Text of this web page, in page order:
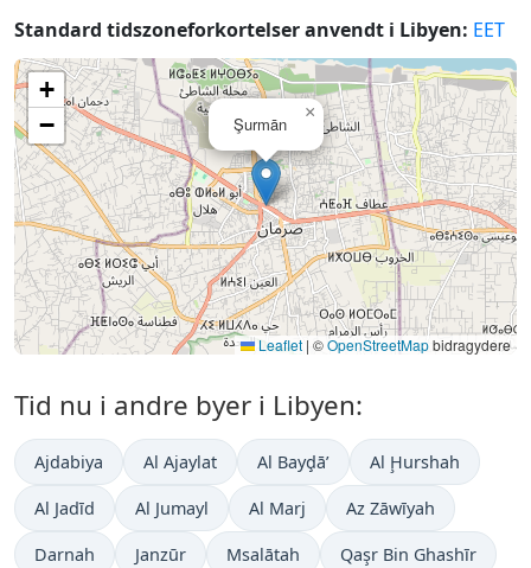
Standard tidszoneforkortelser anvendt i Libyen: EET
Şurmān
×
+
−
Leaflet | ©OpenStreetMapbidragydere
Tid nu i andre byer i Libyen:
Ajdabiya Al Ajaylat Al Bayḑā’ Al Ḩurshah
Al Jadīd Al Jumayl Al Marj Az Zāwīyah
Darnah Janzūr Msalātah Qaşr Bin Ghashīr